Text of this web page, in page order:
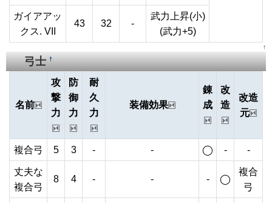
ガイアアッ
クス. VII
43 32 -
武力上昇(小)
(武力+5)
↑
弓士†
名前
攻
撃
力
防
御
力
耐
久
力
装備効果
錬
成
改
造
改造
元
複合弓 5 3 - - ◯ - -
丈夫な
複合弓
8 4 - - - ◯
複合
弓